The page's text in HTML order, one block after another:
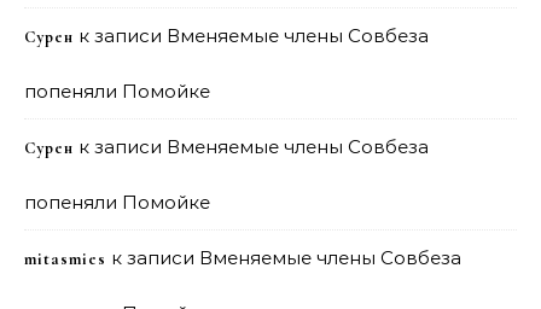
Сурен к записи Вменяемые члены Совбеза
попеняли Помойке
Сурен к записи Вменяемые члены Совбеза
попеняли Помойке
mitasmies к записи Вменяемые члены Совбеза